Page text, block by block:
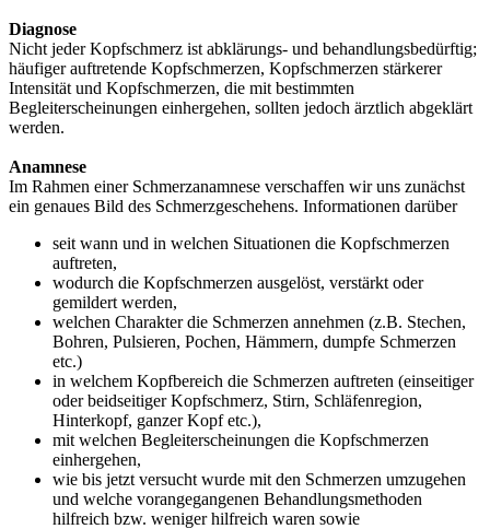
Diagnose
Nicht jeder Kopfschmerz ist abklärungs- und behandlungsbedürftig;
häufiger auftretende Kopfschmerzen, Kopfschmerzen stärkerer
Intensität und Kopfschmerzen, die mit bestimmten
Begleiterscheinungen einhergehen, sollten jedoch ärztlich abgeklärt
werden.
Anamnese
Im Rahmen einer Schmerzanamnese verschaffen wir uns zunächst
ein genaues Bild des Schmerzgeschehens. Informationen darüber
seit wann und in welchen Situationen die Kopfschmerzen
auftreten,
wodurch die Kopfschmerzen ausgelöst, verstärkt oder
gemildert werden,
welchen Charakter die Schmerzen annehmen (z.B. Stechen,
Bohren, Pulsieren, Pochen, Hämmern, dumpfe Schmerzen
etc.)
in welchem Kopfbereich die Schmerzen auftreten (einseitiger
oder beidseitiger Kopfschmerz, Stirn, Schläfenregion,
Hinterkopf, ganzer Kopf etc.),
mit welchen Begleiterscheinungen die Kopfschmerzen
einhergehen,
wie bis jetzt versucht wurde mit den Schmerzen umzugehen
und welche vorangegangenen Behandlungsmethoden
hilfreich bzw. weniger hilfreich waren sowie